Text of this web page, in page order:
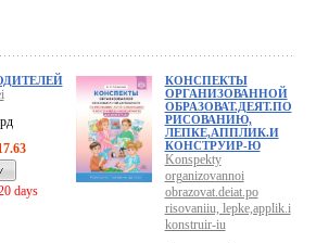
days
КОНСПЕКТЫ
ОРГАНИЗОВАННОЙ
ОБРАЗОВАТ.ДЕЯТ.ПО
РИСОВАНИЮ,
ЛЕПКЕ,АППЛИК.И
КОНСТРУИР-Ю
Konspekty
organizovannoi
obrazovat.deiat.po
risovaniiu, lepke,applik.i
konstruir-iu